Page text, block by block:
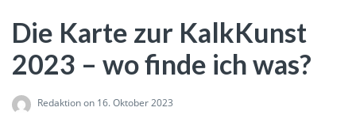
Die Karte zur KalkKunst
2023 – wo finde ich was?
Redaktionon 16. Oktober 2023